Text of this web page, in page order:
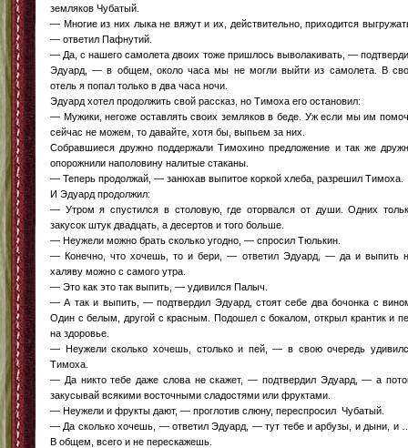
земляков Чубатый.
— Многие из них лыка не вяжут и их, действительно, приходится
— ответил Пафнутий.
— Да, с нашего самолета двоих тоже пришлось выволакивать, —
Эдуард, — в общем, около часа мы не могли выйти из самолета. В
отель я попал только в два часа ночи.
Эдуард хотел продолжить свой рассказ, но Тимоха его остановил:
— Мужики, негоже оставлять своих земляков в беде. Уж если мы им
сейчас не можем, то давайте, хотя бы, выпьем за них.
Собравшиеся дружно поддержали Тимохино предложение и так же
опорожнили наполовину налитые стаканы.
— Теперь продолжай, — занюхав выпитое коркой хлеба, разрешил Тимоха.
И Эдуард продолжил:
— Утром я спустился в столовую, где оторвался от души. Одних
закусок штук двадцать, а десертов и того больше.
— Неужели можно брать сколько угодно, — спросил Тюлькин.
— Конечно, что хочешь, то и бери, — ответил Эдуард, — да и выпить
халяву можно с самого утра.
— Это как это так выпить, — удивился Палыч.
— А так и выпить, — подтвердил Эдуард, стоят себе два бочонка с
Один с белым, другой с красным. Подошел с бокалом, открыл крантик и
на здоровье.
— Неужели сколько хочешь, столько и пей, — в свою очередь
Тимоха.
— Да никто тебе даже слова не скажет, — подтвердил Эдуард, — а
закусывай всякими восточными сладостями или фруктами.
— Неужели и фрукты дают, — проглотив слюну, переспросил Чубатый.
— Да сколько хочешь, — ответил Эдуард, — тут тебе и арбузы, и дыни, и
В общем, всего и не перескажешь.